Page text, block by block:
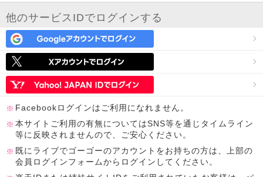
他のサービスIDでログインする
Facebookログインはご利用になれません。
本サイトご利用の有無についてはSNS等を通じタイムライン
等に反映されませんので、ご安心ください。
既にライブでゴーゴーのアカウントをお持ちの方は、上部の
会員ログインフォームからログインしてください。